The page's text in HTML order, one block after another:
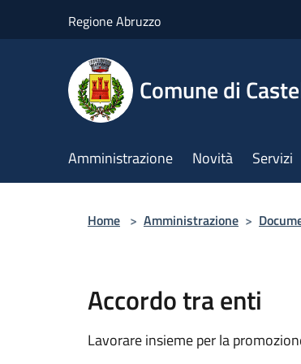
Regione Abruzzo
Comune di
Amministrazione Novità Servizi
Home > Amministrazione >
Accordo tra enti
Lavorare insieme per la